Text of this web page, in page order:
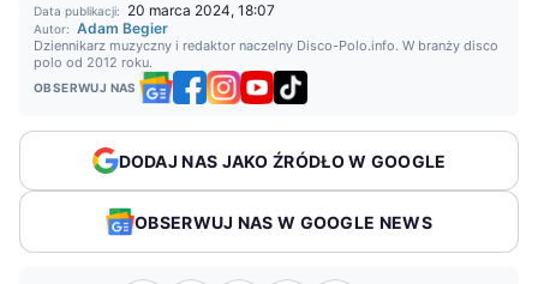
Data publikacji: 20 marca 2024, 18:07
Autor: Adam Begier
Dziennikarz muzyczny i redaktor naczelny Disco-Polo.info. W branży disco
polo od 2012 roku.
OBSERWUJ NAS
DODAJ NAS JAKO ŹRÓDŁO W GOOGLE
OBSERWUJ NAS W GOOGLE NEWS